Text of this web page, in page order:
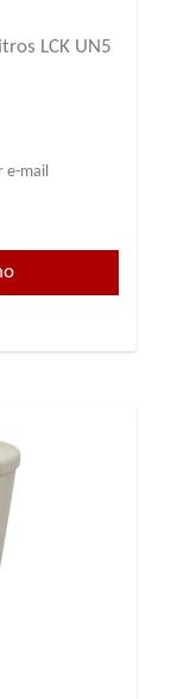
LCK UN5
e-mail